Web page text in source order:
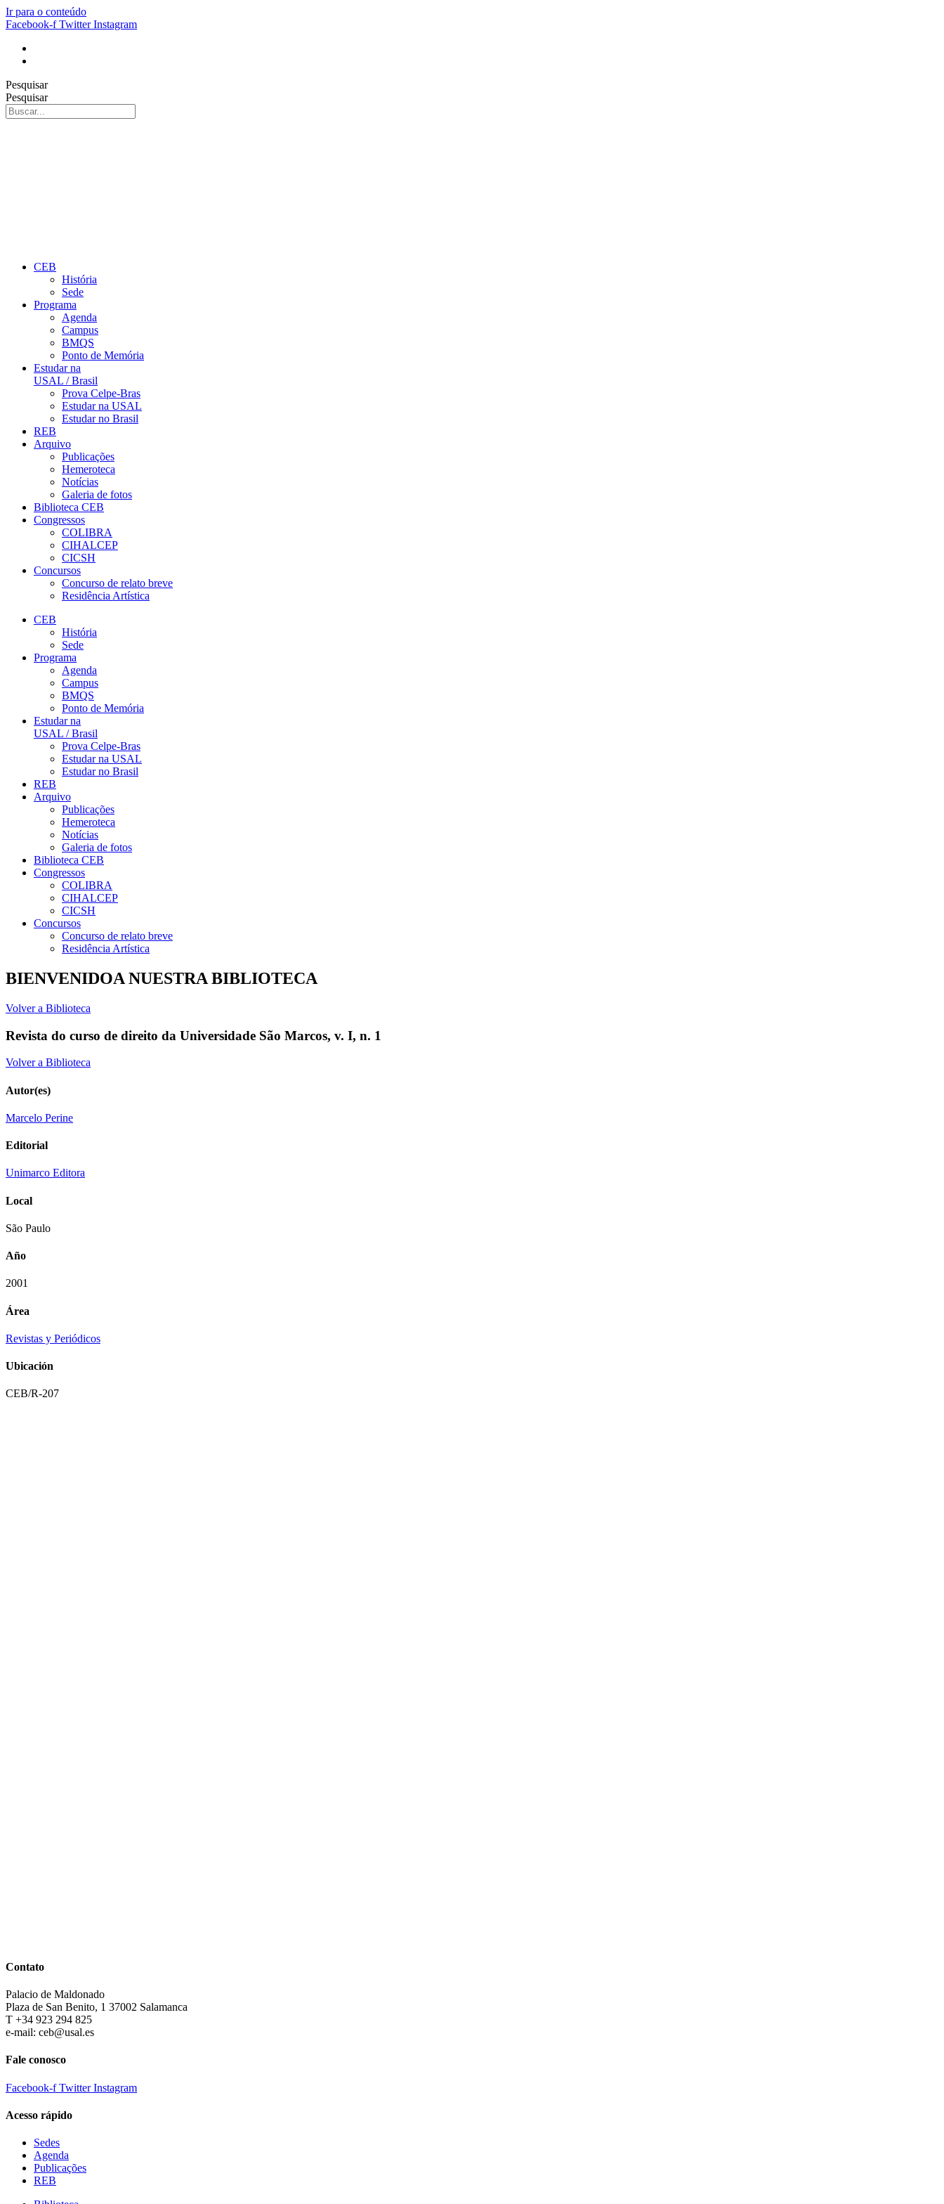
Ir para o conteúdo
Facebook-f Twitter Instagram
Pesquisar
Pesquisar
CEB
História
Sede
Programa
Agenda
Campus
BMQS
Ponto de Memória
Estudar na
USAL / Brasil
Prova Celpe-Bras
Estudar na USAL
Estudar no Brasil
REB
Arquivo
Publicações
Hemeroteca
Notícias
Galeria de fotos
Biblioteca CEB
Congressos
COLIBRA
CIHALCEP
CICSH
Concursos
Concurso de relato breve
Residência Artística
CEB
História
Sede
Programa
Agenda
Campus
BMQS
Ponto de Memória
Estudar na
USAL / Brasil
Prova Celpe-Bras
Estudar na USAL
Estudar no Brasil
REB
Arquivo
Publicações
Hemeroteca
Notícias
Galeria de fotos
Biblioteca CEB
Congressos
COLIBRA
CIHALCEP
CICSH
Concursos
Concurso de relato breve
Residência Artística
BIENVENIDOA NUESTRA BIBLIOTECA
Volver a Biblioteca
Revista do curso de direito da Universidade São Marcos, v. I, n. 1
Volver a Biblioteca
Autor(es)
Marcelo Perine
Editorial
Unimarco Editora
Local
São Paulo
Año
2001
Área
Revistas y Periódicos
Ubicación
CEB/R-207
Contato
Palacio de Maldonado
Plaza de San Benito, 1 37002 Salamanca
T +34 923 294 825
e-mail: ceb@usal.es
Fale conosco
Facebook-f Twitter Instagram
Acesso rápido
Sedes
Agenda
Publicações
REB